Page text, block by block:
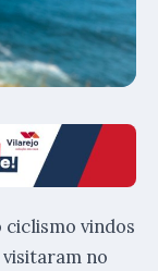
ciclismo vindos
no